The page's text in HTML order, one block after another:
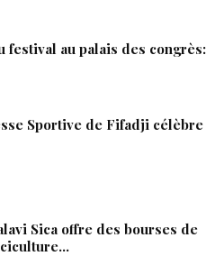
festival au palais des congrès:
Sportive de Fifadji célèbre
Sica offre des bourses de